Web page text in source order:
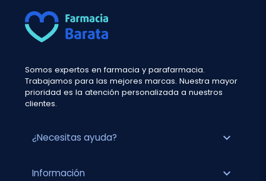
Somos expertos en farmacia y parafarmacia.
Trabajamos para las mejores marcas. Nuestra mayor
prioridad es la atención personalizada a nuestros
clientes.
¿Necesitas ayuda? expand_more
Información expand_more